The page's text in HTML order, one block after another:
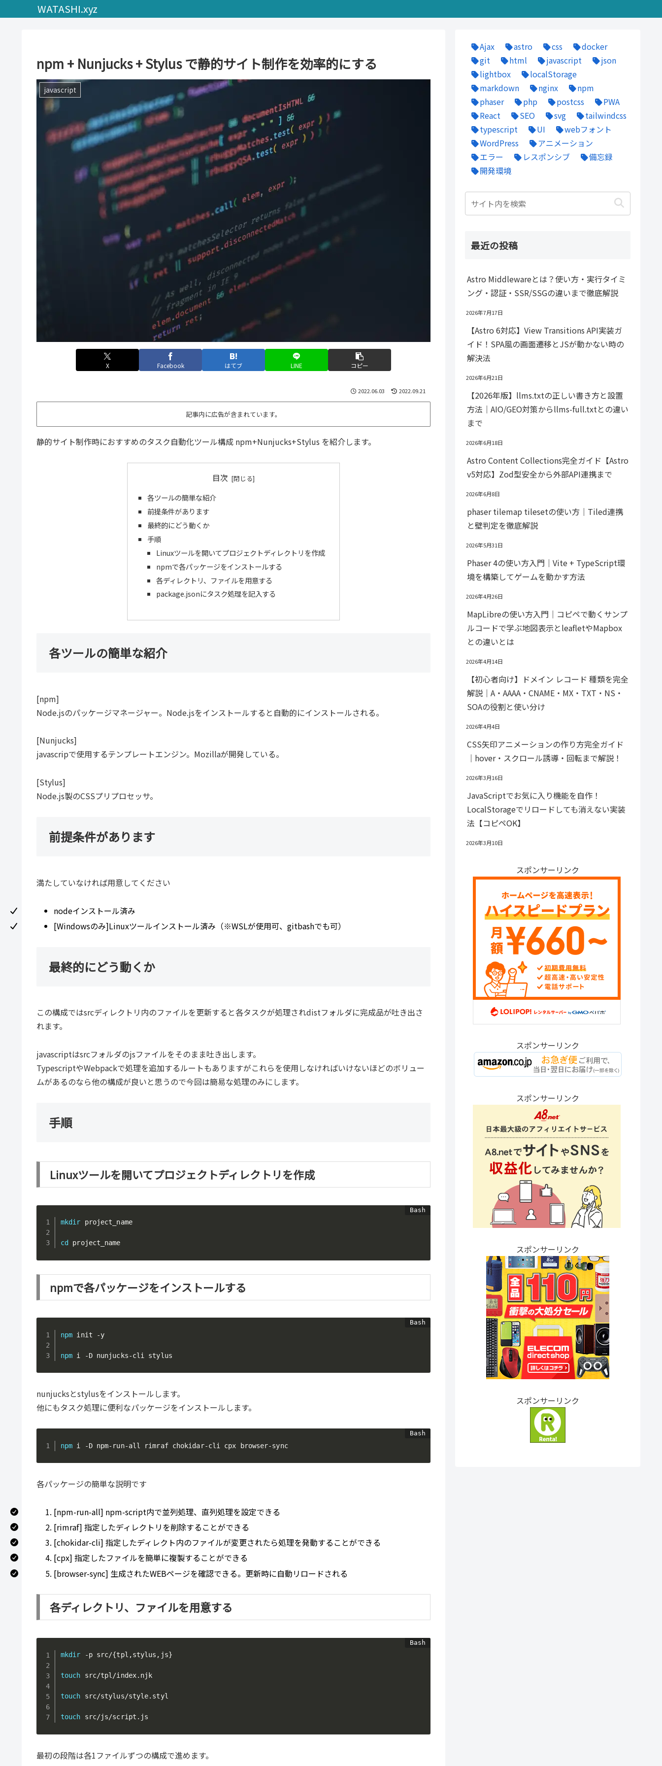
WATASHI.xyz
npm + Nunjucks + Stylus で静的サイト制作を効率的にする
javascript
X Facebook はてブ LINE コピー
2022.06.03 2022.09.21
記事内に広告が含まれています。
静的サイト制作時におすすめのタスク自動化ツール構成 npm+Nunjucks+Stylus を紹介します。
目次
各ツールの簡単な紹介
前提条件があります
最終的にどう動くか
手順
Linuxツールを開いてプロジェクトディレクトリを作成
npmで各パッケージをインストールする
各ディレクトリ、ファイルを用意する
package.jsonにタスク処理を記入する
各ツールの簡単な紹介
[npm]
Node.jsのパッケージマネージャー。Node.jsをインストールすると自動的にインストールされる。
[Nunjucks]
javascripで使用するテンプレートエンジン。Mozillaが開発している。
[Stylus]
Node.js製のCSSプリプロセッサ。
前提条件があります
満たしていなければ用意してください
nodeインストール済み
[Windowsのみ]Linuxツールインストール済み（※WSLが使用可、gitbashでも可）
最終的にどう動くか
この構成ではsrcディレクトリ内のファイルを更新すると各タスクが処理されdistフォルダに完成品が吐き出さ
れます。
javascriptはsrcフォルダのjsファイルをそのまま吐き出します。
TypescriptやWebpackで処理を追加するルートもありますがこれらを使用しなければいけないほどのボリュー
ムがあるのなら他の構成が良いと思うので今回は簡易な処理のみにします。
手順
Linuxツールを開いてプロジェクトディレクトリを作成
mkdir project_name
cd project_name
npmで各パッケージをインストールする
npm init -y
npm i -D nunjucks-cli stylus
nunjucksとstylusをインストールします。
他にもタスク処理に便利なパッケージをインストールします。
npm i -D npm-run-all rimraf chokidar-cli cpx browser-sync
各パッケージの簡単な説明です
[npm-run-all] npm-script内で並列処理、直列処理を設定できる
[rimraf] 指定したディレクトリを削除することができる
[chokidar-cli] 指定したディレクト内のファイルが変更されたら処理を発動することができる
[cpx] 指定したファイルを簡単に複製することができる
[browser-sync] 生成されたWEBページを確認できる。更新時に自動リロードされる
各ディレクトリ、ファイルを用意する
mkdir -p src/{tpl,stylus,js}
touch src/tpl/index.njk
touch src/stylus/style.styl
touch src/js/script.js
最初の段階は各1ファイルずつの構成で進めます。
Ajax astro css
docker
git
html javascript
json
lightbox
localStorage
markdown
nginx
npm
phaser
php postcss
PWA
React
SEO svg
tailwindcss
typescript
UI
webフォント
WordPress
アニメーション
エラー
レスポンシブ
備忘録
開発環境
最近の投稿
Astro Middlewareとは？使い方・実行タイミ
ング・認証・SSR/SSGの違いまで徹底解説
2026年7月17日
【Astro 6対応】View Transitions API実装ガ
イド！SPA風の画面遷移とJSが動かない時の
解決法
2026年6月21日
【2026年版】llms.txtの正しい書き方と設置
方法｜AIO/GEO対策からllms-full.txtとの違い
まで
2026年6月18日
Astro Content Collections完全ガイド【Astro
v5対応】Zod型安全から外部API連携まで
2026年6月8日
phaser tilemap tilesetの使い方｜Tiled連携
と壁判定を徹底解説
2026年5月31日
Phaser 4の使い方入門｜Vite + TypeScript環
境を構築してゲームを動かす方法
2026年4月26日
MapLibreの使い方入門｜コピペで動くサンプ
ルコードで学ぶ地図表示とleafletやMapbox
との違いとは
2026年4月14日
【初心者向け】ドメイン レコード 種類を完全
解説｜A・AAAA・CNAME・MX・TXT・NS・
SOAの役割と使い分け
2026年4月4日
CSS矢印アニメーションの作り方完全ガイド
｜hover・スクロール誘導・回転まで解説！
2026年3月16日
JavaScriptでお気に入り機能を自作！
LocalStorageでリロードしても消えない実装
法【コピペOK】
2026年3月10日
スポンサーリンク
スポンサーリンク
スポンサーリンク
スポンサーリンク
スポンサーリンク